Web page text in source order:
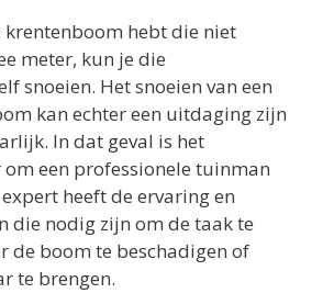
krentenboom hebt die niet
meter, kun je die
snoeien. Het snoeien van een
kan echter een uitdaging zijn
In dat geval is het
een professionele tuinman
heeft de ervaring en
die nodig zijn om de taak te
de boom te beschadigen of
te brengen.